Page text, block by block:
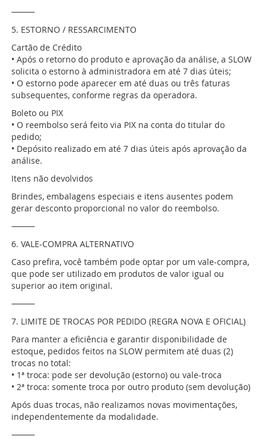
⸻
5. ESTORNO / RESSARCIMENTO
Cartão de Crédito
• Após o retorno do produto e aprovação da análise, a SLOW
solicita o estorno à administradora em até 7 dias úteis;
• O estorno pode aparecer em até duas ou três faturas
subsequentes, conforme regras da operadora.
Boleto ou PIX
• O reembolso será feito via PIX na conta do titular do
pedido;
• Depósito realizado em até 7 dias úteis após aprovação da
análise.
Itens não devolvidos
Brindes, embalagens especiais e itens ausentes podem
gerar desconto proporcional no valor do reembolso.
⸻
6. VALE-COMPRA ALTERNATIVO
Caso prefira, você também pode optar por um vale-compra,
que pode ser utilizado em produtos de valor igual ou
superior ao item original.
⸻
7. LIMITE DE TROCAS POR PEDIDO (REGRA NOVA E OFICIAL)
Para manter a eficiência e garantir disponibilidade de
estoque, pedidos feitos na SLOW permitem até duas (2)
trocas no total:
• 1ª troca: pode ser devolução (estorno) ou vale-troca
• 2ª troca: somente troca por outro produto (sem devolução)
Após duas trocas, não realizamos novas movimentações,
independentemente da modalidade.
⸻